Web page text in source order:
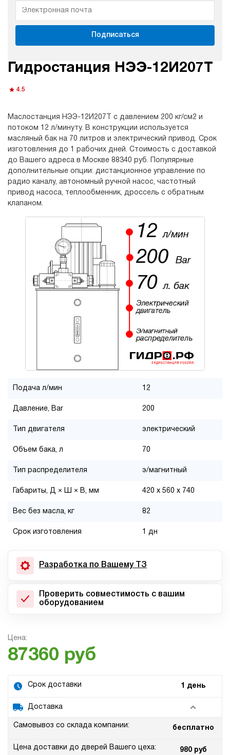
Подписаться
Гидростанция НЭЭ-12И207Т
4.5
Маслостанция НЭЭ-12И207Т с давлением 200 кг/см2 и
потоком 12 л/минуту. В конструкции используется
масляный бак на 70 литров и электрический привод. Срок
изготовления до 1 рабочих дней. Стоимость с доставкой
до Вашего адреса в Москве 88340 руб. Популярные
дополнительные опции: дистанционное управление по
радио каналу, автономный ручной насос, частотный
привод насоса, теплообменник, дроссель с обратным
клапаном.
Подача л/мин 12
Давление, Bar 200
Тип двигателя электрический
Объем бака, л 70
Тип распределителя э/магнитный
Габариты, Д × Ш × В, мм 420 x 560 x 740
Вес без масла, кг 82
Срок изготовления 1 дн
Разработка по Вашему ТЗ
Проверить совместимость с вашим
оборудованием
Цена:
87360 руб
Срок доставки 1 день
Доставка
Самовывоз со склада компании: бесплатно
Цена доставки до дверей Вашего цеха: 980 руб